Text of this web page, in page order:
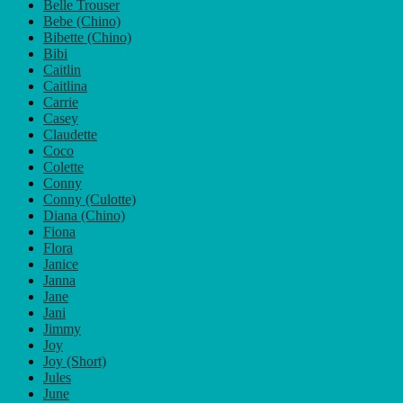
Belle Trouser
Bebe (Chino)
Bibette (Chino)
Bibi
Caitlin
Caitlina
Carrie
Casey
Claudette
Coco
Colette
Conny
Conny (Culotte)
Diana (Chino)
Fiona
Flora
Janice
Janna
Jane
Jani
Jimmy
Joy
Joy (Short)
Jules
June